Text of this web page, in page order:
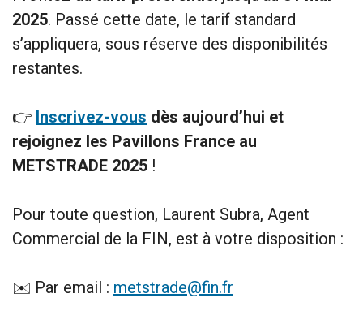
2025. Passé cette date, le tarif standard
s’appliquera, sous réserve des disponibilités
restantes.
👉 Inscrivez-vous dès aujourd’hui et
rejoignez les Pavillons France au
METSTRADE 2025 !
Pour toute question, Laurent Subra, Agent
Commercial de la FIN, est à votre disposition :
✉️ Par email : metstrade@fin.fr